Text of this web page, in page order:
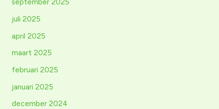
september 2025
juli 2025
april 2025
maart 2025
februari 2025
januari 2025
december 2024